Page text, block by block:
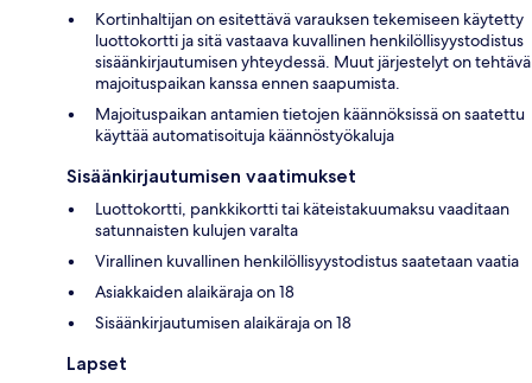
Kortinhaltijan on esitettävä varauksen tekemiseen käytetty
luottokortti ja sitä vastaava kuvallinen henkilöllisyystodistus
sisäänkirjautumisen yhteydessä. Muut järjestelyt on tehtävä
majoituspaikan kanssa ennen saapumista.
Majoituspaikan antamien tietojen käännöksissä on saatettu
käyttää automatisoituja käännöstyökaluja
Sisäänkirjautumisen vaatimukset
Luottokortti, pankkikortti tai käteistakuumaksu vaaditaan
satunnaisten kulujen varalta
Virallinen kuvallinen henkilöllisyystodistus saatetaan vaatia
Asiakkaiden alaikäraja on 18
Sisäänkirjautumisen alaikäraja on 18
Lapset